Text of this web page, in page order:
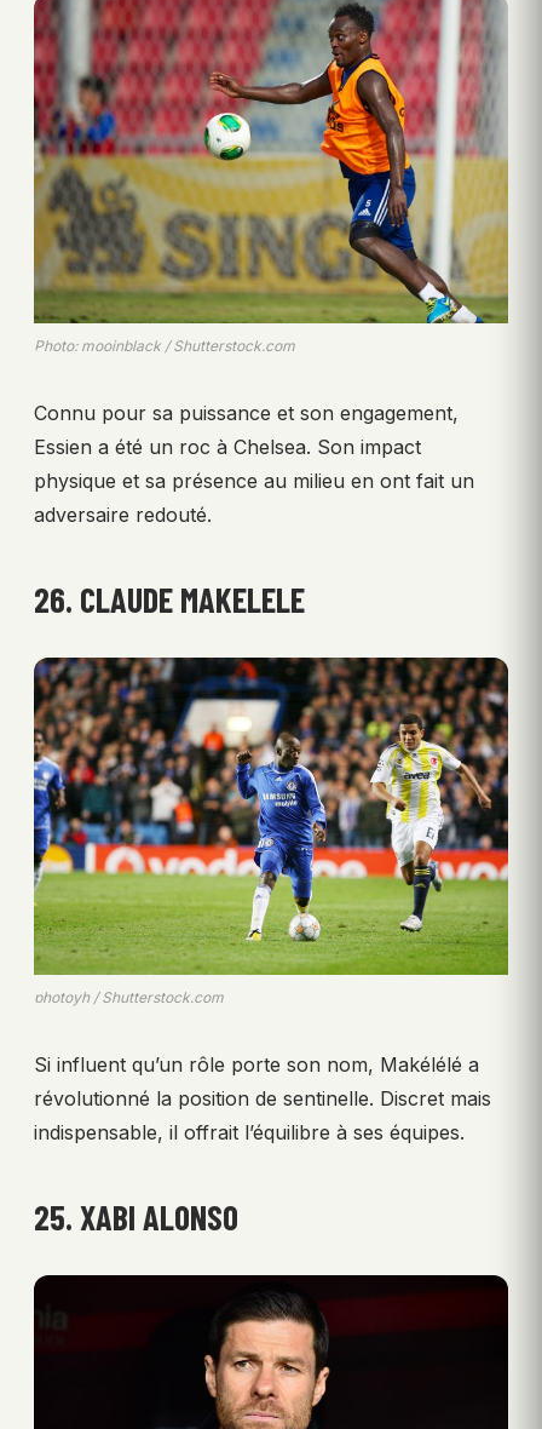
Photo: mooinblack / Shutterstock.com
Connu pour sa puissance et son engagement,
Essien a été un roc à Chelsea. Son impact
physique et sa présence au milieu en ont fait un
adversaire redouté.
26. CLAUDE MAKELELE
photoyh / Shutterstock.com
Si influent qu’un rôle porte son nom, Makélélé a
révolutionné la position de sentinelle. Discret mais
indispensable, il offrait l’équilibre à ses équipes.
25. XABI ALONSO